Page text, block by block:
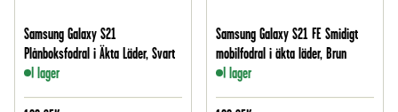
Samsung Galaxy S21
Plånboksfodral i Äkta Läder, Svart
I lager
Samsung Galaxy S21 FE Smidigt
mobilfodral i äkta läder, Brun
I lager